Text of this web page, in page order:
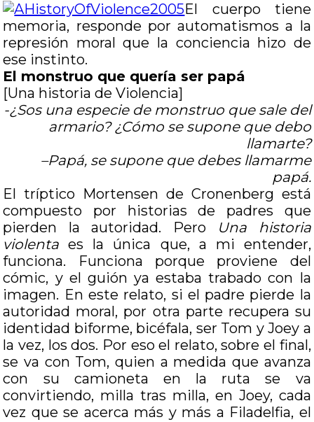
El cuerpo tiene
memoria, responde por automatismos a la
represión moral que la conciencia hizo de
ese instinto.
El monstruo que quería ser papá
[Una historia de Violencia]
-¿Sos una especie de monstruo que sale del
armario? ¿Cómo se supone que debo
llamarte?
–Papá, se supone que debes llamarme
papá.
El tríptico Mortensen de Cronenberg está
compuesto por historias de padres que
pierden la autoridad. Pero
Una historia
violenta es la única que, a mi entender,
funciona. Funciona porque proviene del
cómic, y el guión ya estaba trabado con la
imagen. En este relato, si el padre pierde la
autoridad moral, por otra parte recupera su
identidad biforme, bicéfala, ser Tom y Joey a
la vez, los dos. Por eso el relato, sobre el final,
se va con Tom, quien a medida que avanza
con su camioneta en la ruta se va
convirtiendo, milla tras milla, en Joey, cada
vez que se acerca más y más a Filadelfia, el